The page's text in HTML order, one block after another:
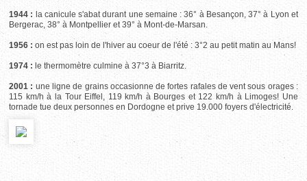
1944 : la canicule s'abat durant une semaine : 36° à Besançon, 37° à Lyon et
Bergerac, 38° à Montpellier et 39° à Mont-de-Marsan.
1956 : on est pas loin de l'hiver au coeur de l'été : 3°2 au petit matin au Mans!
1974 : le thermomètre culmine à 37°3 à Biarritz.
2001 : une ligne de grains occasionne de fortes rafales de vent sous orages :
115 km/h à la Tour Eiffel, 119 km/h à Bourges et 122 km/h à Limoges! Une
tornade tue deux personnes en Dordogne et prive 19.000 foyers d'électricité.